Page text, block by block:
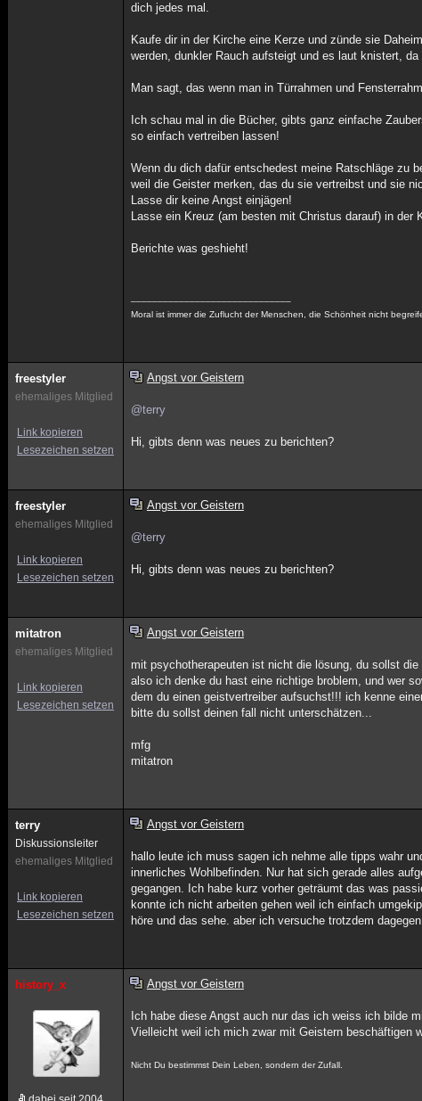
dich jedes mal.
Kaufe dir in der Kirche eine Kerze und zünde sie
werden, dunkler Rauch aufsteigt und es laut knistert,
Man sagt, das wenn man in Türrahmen und
Ich schau mal in die Bücher, gibts ganz einfache
so einfach vertreiben lassen!
Wenn du dich dafür entschedest meine Ratschläge zu
weil die Geister merken, das du sie vertreibst und sie
Lasse dir keine Angst einjägen!
Lasse ein Kreuz (am besten mit Christus darauf) in der
Berichte was geshieht!
Moral ist immer die Zuflucht der Menschen, die Schönheit nicht
freestyler
ehemaliges Mitglied
Link kopieren
Lesezeichen setzen
Angst vor Geistern
@terry
Hi, gibts denn was neues zu berichten?
freestyler
ehemaliges Mitglied
Link kopieren
Lesezeichen setzen
Angst vor Geistern
@terry
Hi, gibts denn was neues zu berichten?
mitatron
ehemaliges Mitglied
Link kopieren
Lesezeichen setzen
Angst vor Geistern
mit psychotherapeuten ist nicht die lösung, du sollst
also ich denke du hast eine richtige broblem, und wer
dem du einen geistvertreiber aufsuchst!!! ich kenne
bitte du sollst deinen fall nicht unterschätzen...
mfg
mitatron
terry
Diskussionsleiter
ehemaliges Mitglied
Link kopieren
Lesezeichen setzen
Angst vor Geistern
hallo leute ich muss sagen ich nehme alle tipps wahr
innerliches Wohlbefinden. Nur hat sich gerade alles
gegangen. Ich habe kurz vorher geträumt das was
konnte ich nicht arbeiten gehen weil ich einfach
höre und das sehe. aber ich versuche trotzdem
history_x Angst vor Geistern
Ich habe diese Angst auch nur das ich weiss ich bilde
Vielleicht weil ich mich zwar mit Geistern beschäftigen
Nicht Du bestimmst Dein Leben, sondern der Zufall.